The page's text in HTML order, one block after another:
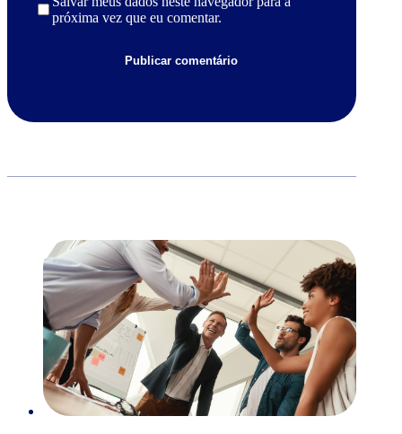
próxima vez que eu comentar.